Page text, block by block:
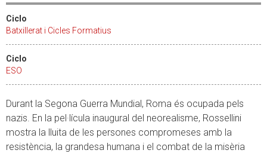
Ciclo
Batxillerat i Cicles Formatius
Ciclo
ESO
Durant la Segona Guerra Mundial, Roma és ocupada pels
nazis. En la pel·lícula inaugural del neorealisme, Rossellini
mostra la lluita de les persones compromeses amb la
resistència, la grandesa humana i el combat de la misèria